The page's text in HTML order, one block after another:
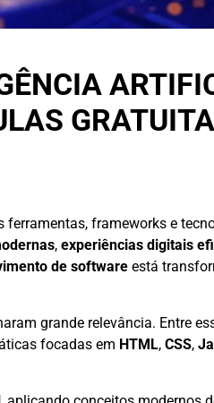
frameworks e
, experiências digitais
de software está
grande relevância. Entre
focadas em HTML, CSS,